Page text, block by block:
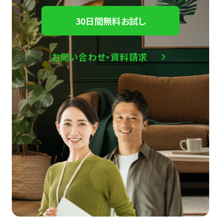
30日間無料お試し
お問い合わせ・資料請求